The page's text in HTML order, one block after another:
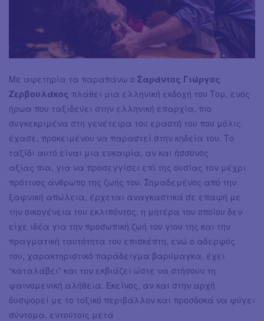
Με αφετηρία τα παραπάνω ο Σαράντος Γιώργος
Ζερβουλάκος πλάθει μια ελληνική εκδοχή του Τομ, ενός
ήρωα που ταξιδεύει στην ελληνική επαρχία, πιο
συγκεκριμένα στη γενέτειρα του εραστή του που μόλις
έχασε, προκειμένου να παραστεί στην κηδεία του. Το
ταξίδι αυτό είναι μια ευκαιρία, αν και ήσσονος
αξίας πια, για να προσεγγίσει επί της ουσίας τον μέχρι
πρότινος άνθρωπο της ζωής του. Σημαδεμένος από την
ξαφνική απώλεια, έρχεται αναγκαστικά σε επαφή με
την οικογένεια του εκλιπόντος, η μητέρα του οποίου δεν
είχε ιδέα για την προσωπική ζωή του γιου της και την
πραγματική ταυτότητα του επισκέπτη, ενώ ο αδερφός
του, χαρακτηριστικό παράδειγμα βαρύμαγκα, έχει
“καταλάβει” και τον εκβιάζει ώστε να στήσουν τη
φαινομενική αλήθεια. Εκείνος, αν και στην αρχή
δυσφορεί με το τοξικό περιβάλλον και προσδοκά να φύγει
σύντομα, εντούτοις μετά